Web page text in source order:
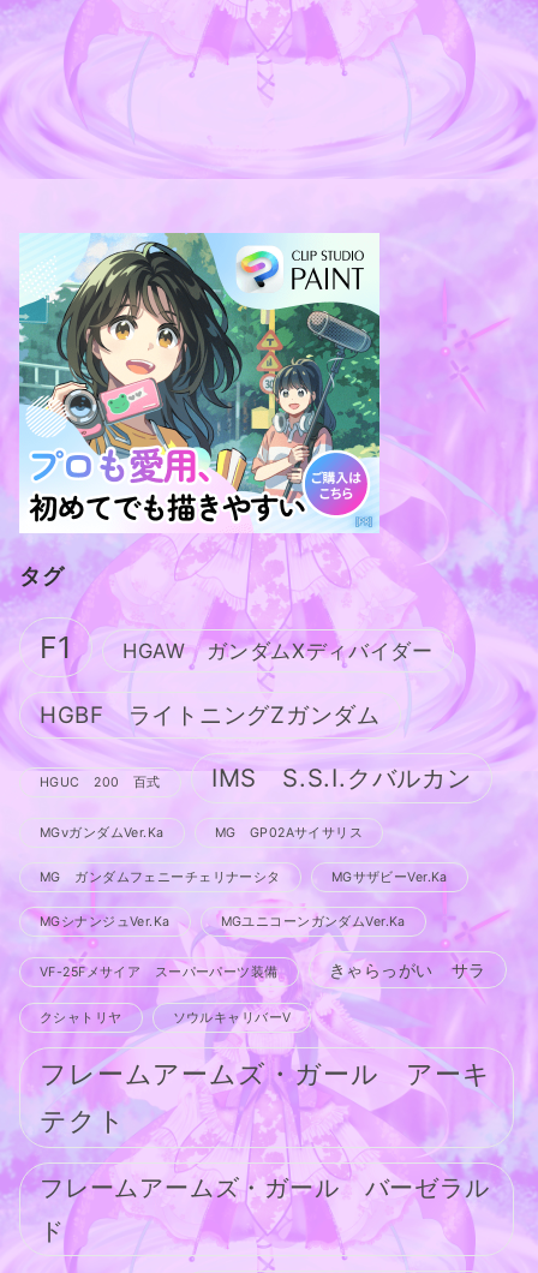
タグ
F1 HGAW ガンダムXディバイダー
HGBF ライトニングZガンダム
HGUC 200 百式 IMS S.S.I.クバルカン
MGνガンダムVer.Ka MG GP02Aサイサリス
MG ガンダムフェニーチェリナーシタ MGサザビーVer.Ka
MGシナンジュVer.Ka MGユニコーンガンダムVer.Ka
VF-25Fメサイア スーパーパーツ装備 きゃらっがい サラ
クシャトリヤ ソウルキャリバーV
フレームアームズ・ガール アーキ
テクト
フレームアームズ・ガール バーゼラル
ド